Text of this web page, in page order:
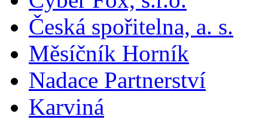
Česká spořitelna, a. s.
Měsíčník Horník
Nadace Partnerství
Karviná